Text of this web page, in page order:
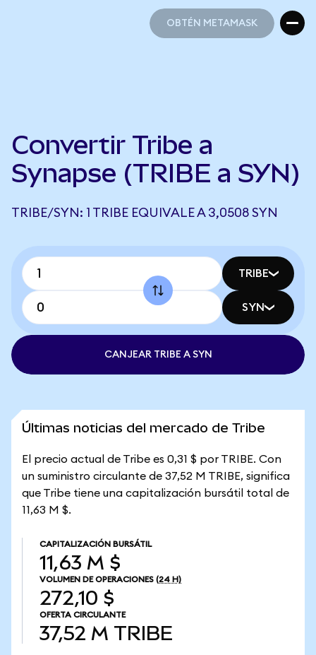
OBTÉN METAMASK
Convertir Tribe a
Synapse (TRIBE a SYN)
TRIBE/SYN: 1 TRIBE EQUIVALE A 3,0508 SYN
TRIBE
SYN
CANJEAR TRIBE A SYN
Últimas noticias del mercado de Tribe
El precio actual de Tribe es 0,31 $ por TRIBE. Con
un suministro circulante de 37,52 M TRIBE, significa
que Tribe tiene una capitalización bursátil total de
11,63 M $.
CAPITALIZACIÓN BURSÁTIL
11,63 M $
VOLUMEN DE OPERACIONES (24 H)
272,10 $
OFERTA CIRCULANTE
37,52 M TRIBE